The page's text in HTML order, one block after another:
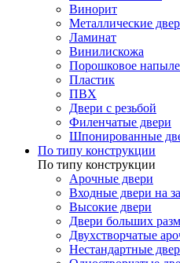
Винорит
Металлические
Ламинат
Винилискожа
Порошковое
Пластик
ПВХ
Двери с резьбой
Филенчатые двери
Шпонированные
По типу конструкции
По типу конструкции
Арочные двери
Входные двери на
Высокие двери
Двери больших
Двухстворчатые
Нестандартные